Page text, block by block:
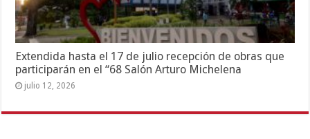
Extendida hasta el 17 de julio recepción de obras que
participarán en el “68 Salón Arturo Michelena
julio 12, 2026